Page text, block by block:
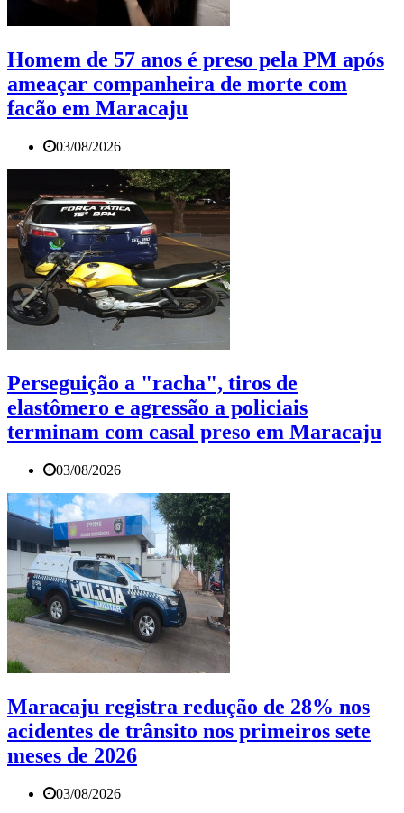
Homem de 57 anos é preso pela PM após
ameaçar companheira de morte com
facão em Maracaju
03/08/2026
Perseguição a "racha", tiros de
elastômero e agressão a policiais
terminam com casal preso em Maracaju
03/08/2026
Maracaju registra redução de 28% nos
acidentes de trânsito nos primeiros sete
meses de 2026
03/08/2026